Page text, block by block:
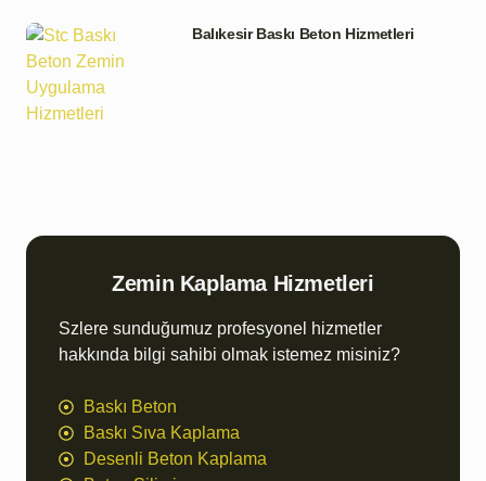
Balıkesir Baskı Beton Hizmetleri
Zemin Kaplama Hizmetleri
Szlere sunduğumuz profesyonel hizmetler
hakkında bilgi sahibi olmak istemez misiniz?
Baskı Beton
Baskı Sıva Kaplama
Desenli Beton Kaplama